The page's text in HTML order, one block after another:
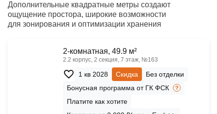
Дополнительные квадратные метры создают
ощущение простора, широкие возможности
для зонирования и оптимизации хранения
2-комнатная, 49.9 м²
2.2 корпус, 2 секция, 7 этаж, №163
1 кв 2028 Скидка
Без отделки
Бонусная программа от ГК ФСК
Платите как хотите